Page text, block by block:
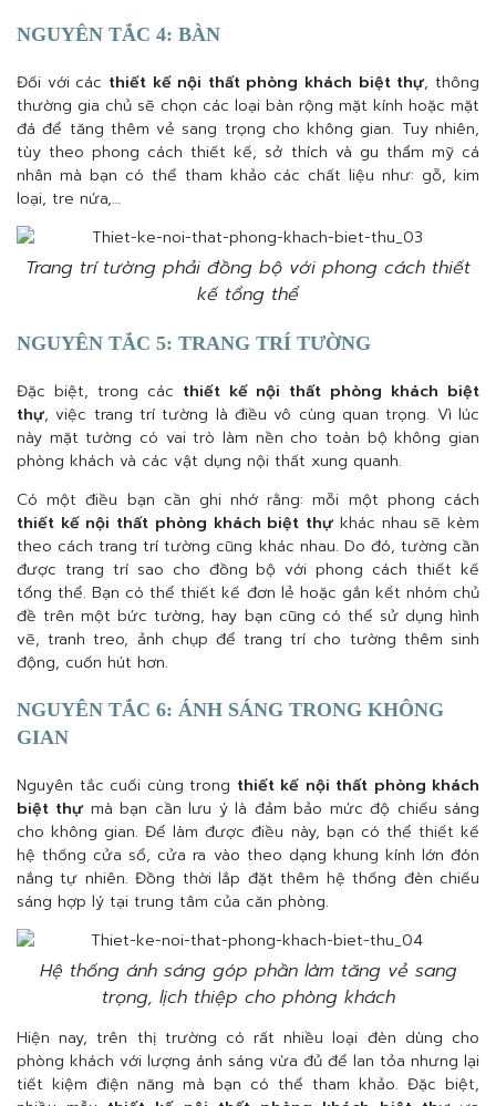
NGUYÊN TẮC 4: BÀN
Đối với các thiết kế nội thất phòng khách biệt thự, thông
thường gia chủ sẽ chọn các loại bàn rộng mặt kính hoặc mặt
đá để tăng thêm vẻ sang trọng cho không gian. Tuy nhiên,
tùy theo phong cách thiết kế, sở thích và gu thẩm mỹ cá
nhân mà bạn có thể tham khảo các chất liệu như: gỗ, kim
loại, tre nứa,…
Trang trí tường phải đồng bộ với phong cách thiết
kế tổng thể
NGUYÊN TẮC 5: TRANG TRÍ TƯỜNG
Đặc biệt, trong các thiết kế nội thất phòng khách biệt
thự, việc trang trí tường là điều vô cùng quan trọng. Vì lúc
này mặt tường có vai trò làm nền cho toàn bộ không gian
phòng khách và các vật dụng nội thất xung quanh.
Có một điều bạn cần ghi nhớ rằng: mỗi một phong cách
thiết kế nội thất phòng khách biệt thựkhác nhau sẽ kèm
theo cách trang trí tường cũng khác nhau. Do đó, tường cần
được trang trí sao cho đồng bộ với phong cách thiết kế
tổng thể. Bạn có thể thiết kế đơn lẻ hoặc gắn kết nhóm chủ
đề trên một bức tường, hay bạn cũng có thể sử dụng hình
vẽ, tranh treo, ảnh chụp để trang trí cho tường thêm sinh
động, cuốn hút hơn.
NGUYÊN TẮC 6: ÁNH SÁNG TRONG KHÔNG
GIAN
Nguyên tắc cuối cùng trong thiết kế nội thất phòng khách
biệt thựmà bạn cần lưu ý là đảm bảo mức độ chiếu sáng
cho không gian. Để làm được điều này, bạn có thể thiết kế
hệ thống cửa sổ, cửa ra vào theo dạng khung kính lớn đón
nắng tự nhiên. Đồng thời lắp đặt thêm hệ thống đèn chiếu
sáng hợp lý tại trung tâm của căn phòng.
Hệ thống ánh sáng góp phần làm tăng vẻ sang
trọng, lịch thiệp cho phòng khách
Hiện nay, trên thị trường có rất nhiều loại đèn dùng cho
phòng khách với lượng ánh sáng vừa đủ để lan tỏa nhưng lại
tiết kiệm điện năng mà bạn có thể tham khảo. Đặc biệt,